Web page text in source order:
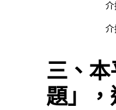
介
介
三、
題」